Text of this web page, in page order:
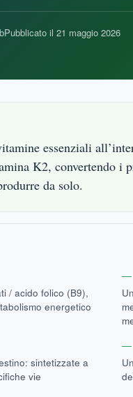
Pubblicato il 21 maggio 2026
essenziali
K2, convertendo
da solo.
/ acido folico (B9),
energetico
sintetizzate a
vie